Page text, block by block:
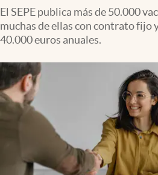
El SEPE publica más de 50.000
muchas de ellas con contrato fijo
40.000 euros anuales.